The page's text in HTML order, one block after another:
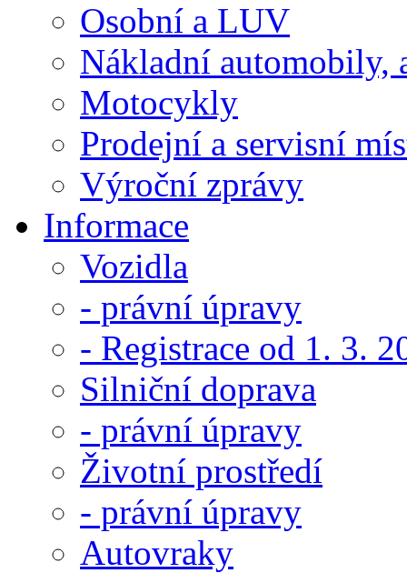
Osobní a LUV
Nákladní automobily,
Motocykly
Prodejní a servisní
Výroční zprávy
Informace
Vozidla
- právní úpravy
- Registrace od 1. 3.
Silniční doprava
- právní úpravy
Životní prostředí
- právní úpravy
Autovraky